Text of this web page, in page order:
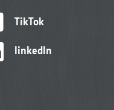
TikTok
linkedIn